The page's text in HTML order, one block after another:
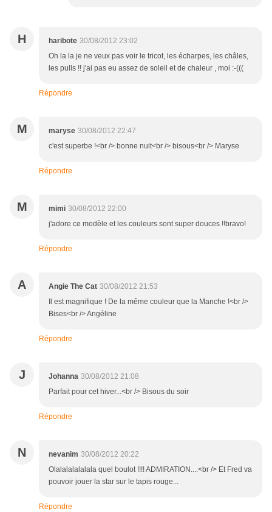
H haribote 30/08/2012 23:02
Oh la la je ne veux pas voir le tricot, les écharpes, les châles,
les pulls !! j'ai pas eu assez de soleil et de chaleur , moi :-(((
Répondre
M maryse 30/08/2012 22:47
c'est superbe !<br /> bonne nuit<br /> bisous<br /> Maryse
Répondre
M mimi 30/08/2012 22:00
j'adore ce modèle et les couleurs sont super douces !!bravo!
Répondre
A Angie The Cat 30/08/2012 21:53
Il est magnifique ! De la même couleur que la Manche !<br />
Bises<br /> Angéline
Répondre
J Johanna 30/08/2012 21:08
Parfait pour cet hiver...<br /> Bisous du soir
Répondre
N nevanim 30/08/2012 20:22
Olalalalalalala quel boulot !!!! ADMIRATION....<br /> Et Fred va
pouvoir jouer la star sur le tapis rouge...
Répondre